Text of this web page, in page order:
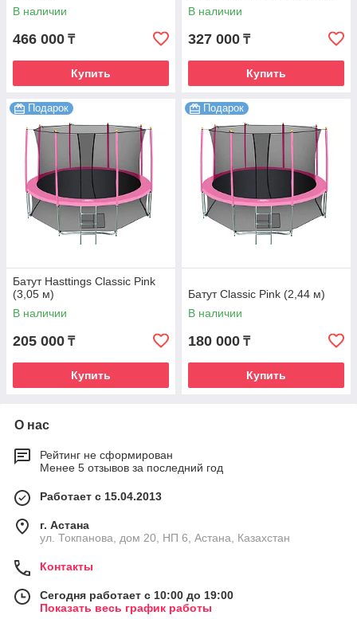
В наличии
466 000 ₸
Купить
В наличии
327 000 ₸
Купить
Подарок
Батут Hasttings Classic Pink
(3,05 м)
В наличии
205 000 ₸
Купить
Подарок
Батут Classic Pink (2,44 м)
В наличии
180 000 ₸
Купить
О нас
Рейтинг не сформирован
Менее 5 отзывов за последний год
Работает с 15.04.2013
г. Астана
ул. Токпанова, дом 20, НП 6, Астана, Казахстан
Контакты
Сегодня работает с 10:00 до 19:00
Показать весь график работы